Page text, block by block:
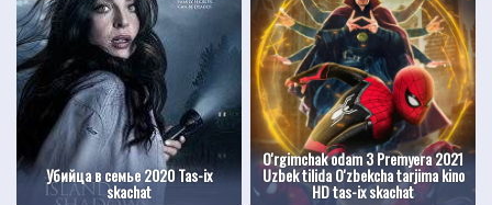
Убийца в семье 2020 Tas-ix
skachat
O'rgimchak odam 3 Premyera 2021
Uzbek tilida O'zbekcha tarjima kino
HD tas-ix skachat